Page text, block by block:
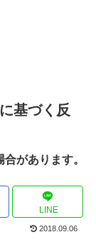
基づく反
があります。
LINE
2018.09.06